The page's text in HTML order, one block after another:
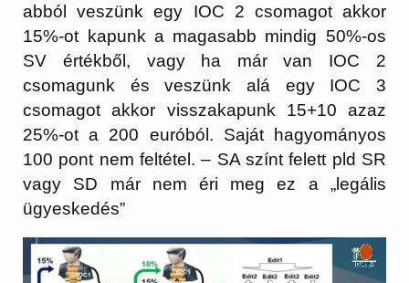
abból veszünk egy IOC 2 csomagot akkor
15%-ot kapunk a magasabb mindig 50%-os
SV értékből, vagy ha már van IOC 2
csomagunk és veszünk alá egy IOC 3
csomagot akkor visszakapunk 15+10 azaz
25%-ot a 200 euróból. Saját hagyományos
100 pont nem feltétel. – SA színt felett pld SR
vagy SD már nem éri meg ez a „legális
ügyeskedés”